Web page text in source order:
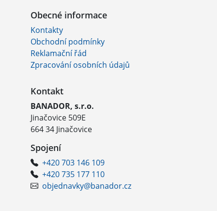
Obecné informace
Kontakty
Obchodní podmínky
Reklamační řád
Zpracování osobních údajů
Kontakt
BANADOR, s.r.o.
Jinačovice 509E
664 34 Jinačovice
Spojení
+420 703 146 109
+420 735 177 110
objednavky@banador.cz